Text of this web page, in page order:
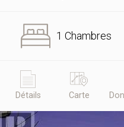
1 Chambres
Détails Carte